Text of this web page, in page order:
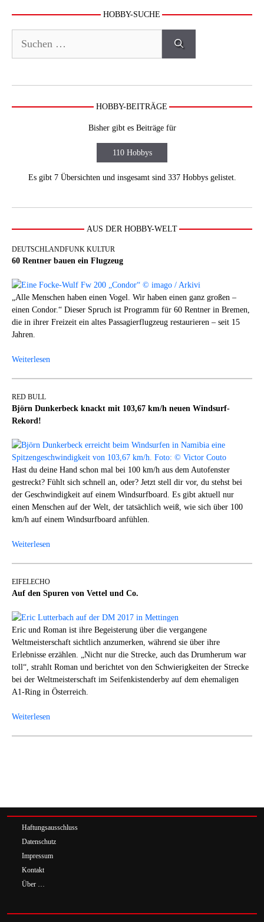
HOBBY-SUCHE
nach:
HOBBY-BEITRÄGE
Bisher gibt es Beiträge für
110 Hobbys
Es gibt 7 Übersichten und insgesamt sind 337 Hobbys gelistet.
AUS DER HOBBY-WELT
DEUTSCHLANDFUNK KULTUR
60 Rentner bauen ein Flugzeug
„Alle Menschen haben einen Vogel. Wir haben einen ganz großen –
einen Condor.“ Dieser Spruch ist Programm für 60 Rentner in Bremen,
die in ihrer Freizeit ein altes Passagierflugzeug restaurieren – seit 15
Jahren.
Weiterlesen
RED BULL
Björn Dunkerbeck knackt mit 103,67 km/h neuen Windsurf-
Rekord!
Hast du deine Hand schon mal bei 100 km/h aus dem Autofenster
gestreckt? Fühlt sich schnell an, oder? Jetzt stell dir vor, du stehst bei
der Geschwindigkeit auf einem Windsurfboard. Es gibt aktuell nur
einen Menschen auf der Welt, der tatsächlich weiß, wie sich über 100
km/h auf einem Windsurfboard anfühlen.
Weiterlesen
EIFELECHO
Auf den Spuren von Vettel und Co.
Eric und Roman ist ihre Begeisterung über die vergangene
Weltmeisterschaft sichtlich anzumerken, während sie über ihre
Erlebnisse erzählen. „Nicht nur die Strecke, auch das Drumherum war
toll“, strahlt Roman und berichtet von den Schwierigkeiten der Strecke
bei der Weltmeisterschaft im Seifenkistenderby auf dem ehemaligen
A1-Ring in Österreich.
Weiterlesen
Haftungsausschluss
Datenschutz
Impressum
Kontakt
Über …